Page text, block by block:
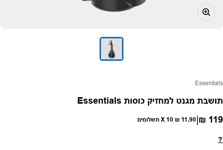
ספק:
Essentials
תושבת מגנט למחזיק כוסות Essentials
מחיר רגיל
119 ₪
|
11.90 ₪ X 10 תשלומים
?